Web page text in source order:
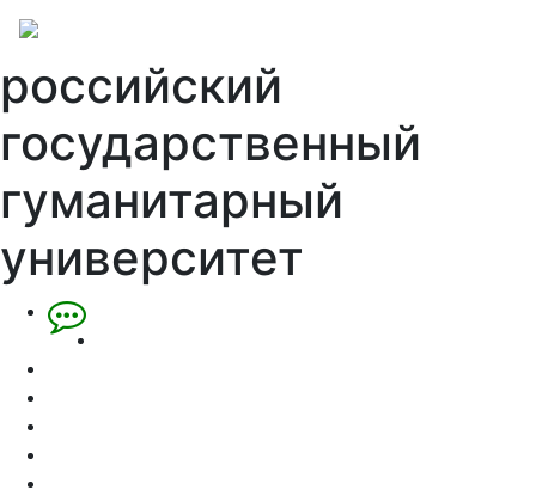
российский
государственный
гуманитарный
университет